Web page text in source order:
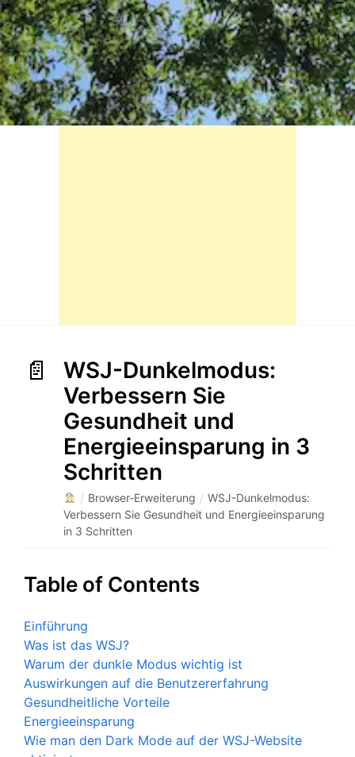
WSJ-Dunkelmodus:
Verbessern Sie
Gesundheit und
Energieeinsparung in 3
Schritten
/ Browser-Erweiterung / WSJ-Dunkelmodus:
Verbessern Sie Gesundheit und Energieeinsparung
in 3 Schritten
Table of Contents
Einführung
Was ist das WSJ?
Warum der dunkle Modus wichtig ist
Auswirkungen auf die Benutzererfahrung
Gesundheitliche Vorteile
Energieeinsparung
Wie man den Dark Mode auf der WSJ-Website